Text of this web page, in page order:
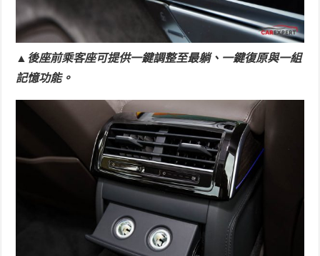
▲後座前乘客座可提供一鍵調整至最躺、一鍵復原與一組
記憶功能。